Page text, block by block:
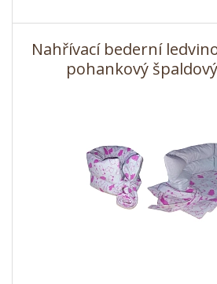
Nahřívací bederní
pohankový